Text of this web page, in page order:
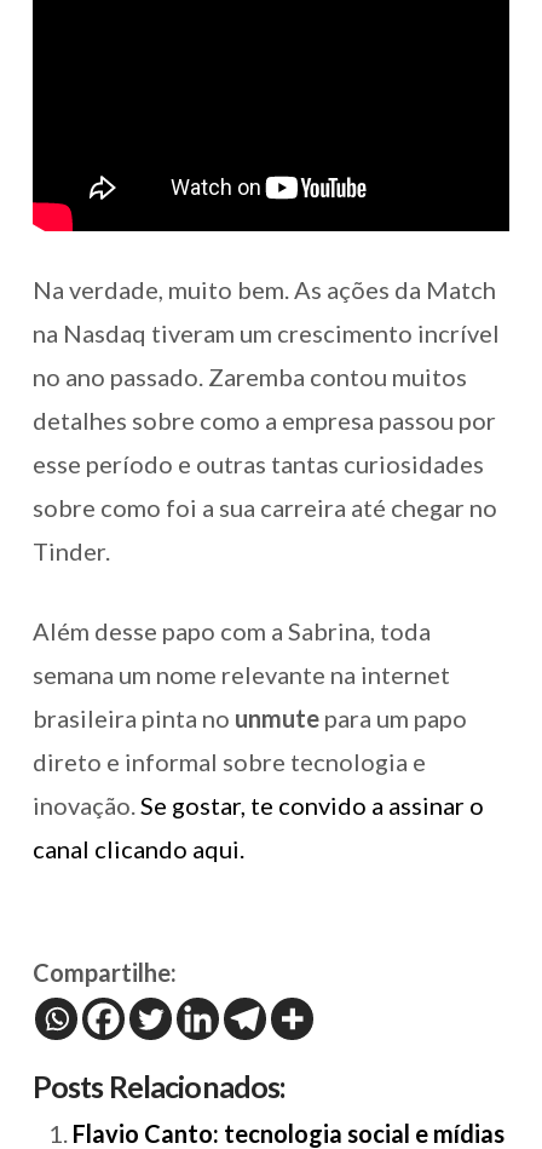
Na verdade, muito bem. As ações da Match
na Nasdaq tiveram um crescimento incrível
no ano passado. Zaremba contou muitos
detalhes sobre como a empresa passou por
esse período e outras tantas curiosidades
sobre como foi a sua carreira até chegar no
Tinder.
Além desse papo com a Sabrina, toda
semana um nome relevante na internet
brasileira pinta no unmutepara um papo
direto e informal sobre tecnologia e
inovação.Se gostar, te convido a assinar o
canal clicando aqui.
Compartilhe:
Posts Relacionados:
Flavio Canto: tecnologia social e mídias